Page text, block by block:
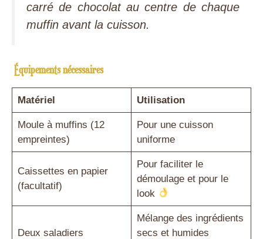
carré de chocolat au centre de chaque
muffin avant la cuisson.
Équipements nécessaires
Matériel Utilisation
Moule à muffins (12
empreintes)
Pour une cuisson
uniforme
Caissettes en papier
(facultatif)
Pour faciliter le
démoulage et pour le
look
Deux saladiers
Mélange des ingrédients
secs et humides